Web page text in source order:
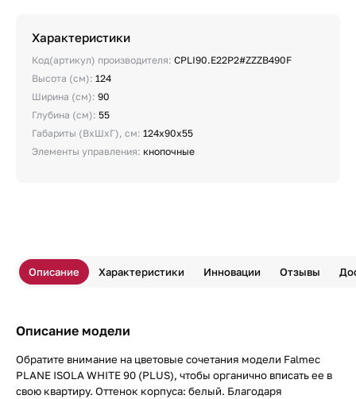
Характеристики
Код(артикул) производителя: CPLI90.E22P2#ZZZB490F
Высота (см): 124
Ширина (см): 90
Глубина (см): 55
Габариты (ВхШхГ), см: 124х90х55
Элементы управления: кнопочные
Описание Характеристики Инновации Отзывы
Описание модели
Обратите внимание на цветовые сочетания модели Falmec
PLANE ISOLA WHITE 90 (PLUS), чтобы органично вписать ее в
свою квартиру. Оттенок корпуса: белый. Благодаря